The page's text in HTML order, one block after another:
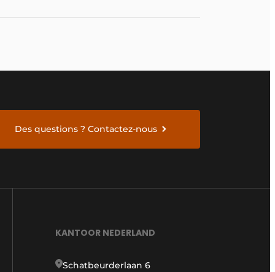
Des questions ? Contactez-nous
KANTOOR NEDERLAND
Schatbeurderlaan 6